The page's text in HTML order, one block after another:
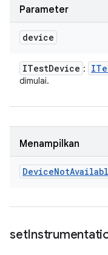
Parameter
device
ITestDevice :
dimulai.
Menampilkan
DeviceNot
set